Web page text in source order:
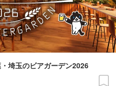
埼玉のビアガーデン2026